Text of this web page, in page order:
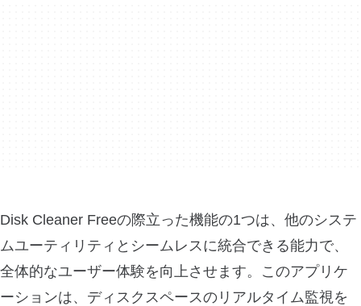
Disk Cleaner Freeの際立った機能の1つは、他のシステ
ムユーティリティとシームレスに統合できる能力で、
全体的なユーザー体験を向上させます。このアプリケ
ーションは、ディスクスペースのリアルタイム監視を